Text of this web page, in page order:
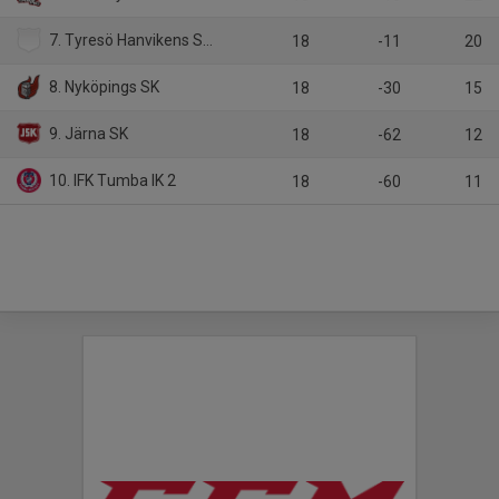
7. Tyresö Hanvikens SK 1 18 -11 20
8. Nyköpings SK 18 -30 15
9. Järna SK 18 -62 12
10. IFK Tumba IK 2 18 -60 11